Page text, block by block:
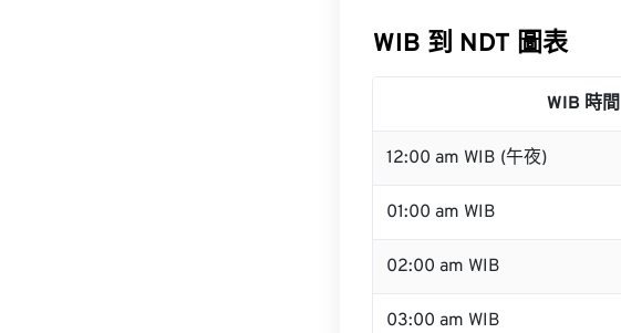
WIB 到 NDT 圖表
WIB 時間
12:00 am WIB (午夜)
01:00 am WIB
02:00 am WIB
03:00 am WIB